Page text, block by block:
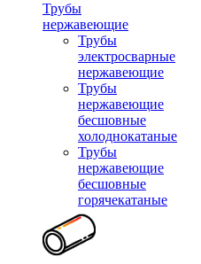
Трубы
нержавеющие
Трубы
электросварные
нержавеющие
Трубы
нержавеющие
бесшовные
холоднокатаные
Трубы
нержавеющие
бесшовные
горячекатаные